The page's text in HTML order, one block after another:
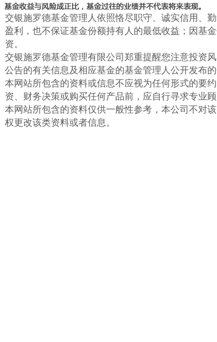
交银施罗德基金管理人依照恪尽职守、诚实信用、
盈利，也不保证基金份额持有人的最低收益；因基
资。
交银施罗德基金管理有限公司郑重提醒您注意投资
公告的有关信息及相应基金的基金管理人公开发布
本网站所包含的资料或信息不应视为任何形式的要
资、财务决策或购买任何产品前，应自行寻求专业
本网站所包含的资料仅供一般性参考，本公司不对
权更改该类资料或者信息。